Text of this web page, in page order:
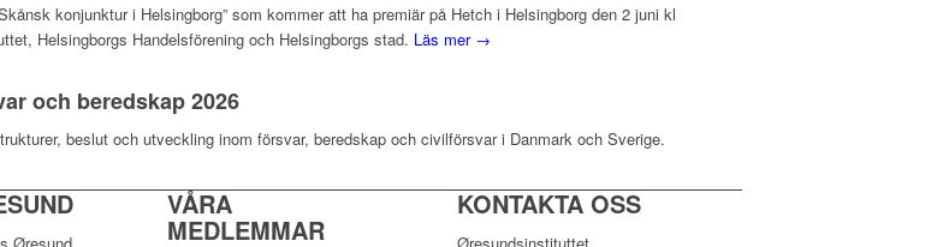
konjunktur i Helsingborg” som kommer att ha premiär på Hetch i Helsingborg den 2 juni kl
Helsingborgs Handelsförening och Helsingborgs stad. Läs mer →
och beredskap 2026
beslut och utveckling inom försvar, beredskap och civilförsvar i Danmark och Sverige.
VÅRA
MEDLEMMAR
KONTAKTA OSS